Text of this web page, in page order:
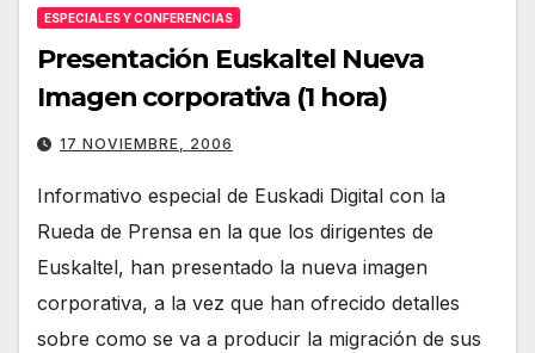
ESPECIALES Y CONFERENCIAS
Presentación Euskaltel Nueva
Imagen corporativa (1 hora)
17 NOVIEMBRE, 2006
Informativo especial de Euskadi Digital con la
Rueda de Prensa en la que los dirigentes de
Euskaltel, han presentado la nueva imagen
corporativa, a la vez que han ofrecido detalles
sobre como se va a producir la migración de sus